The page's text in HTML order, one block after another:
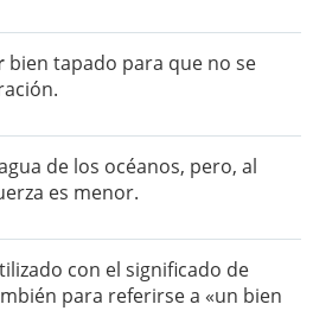
bien tapado para que no se
de los océanos, pero, al
es menor.
con el significado de
para referirse a «un bien